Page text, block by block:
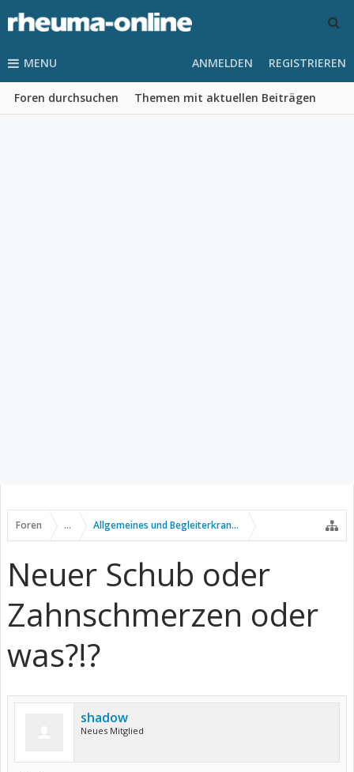
MENU
Foren durchsuchen Themen mit aktuellen Beiträgen
ANMELDEN REGISTRIEREN
Foren ... Allgemeines und Begleiterkrankungen
Neuer Schub oder
Zahnschmerzen oder
was?!?
shadow
Neues Mitglied